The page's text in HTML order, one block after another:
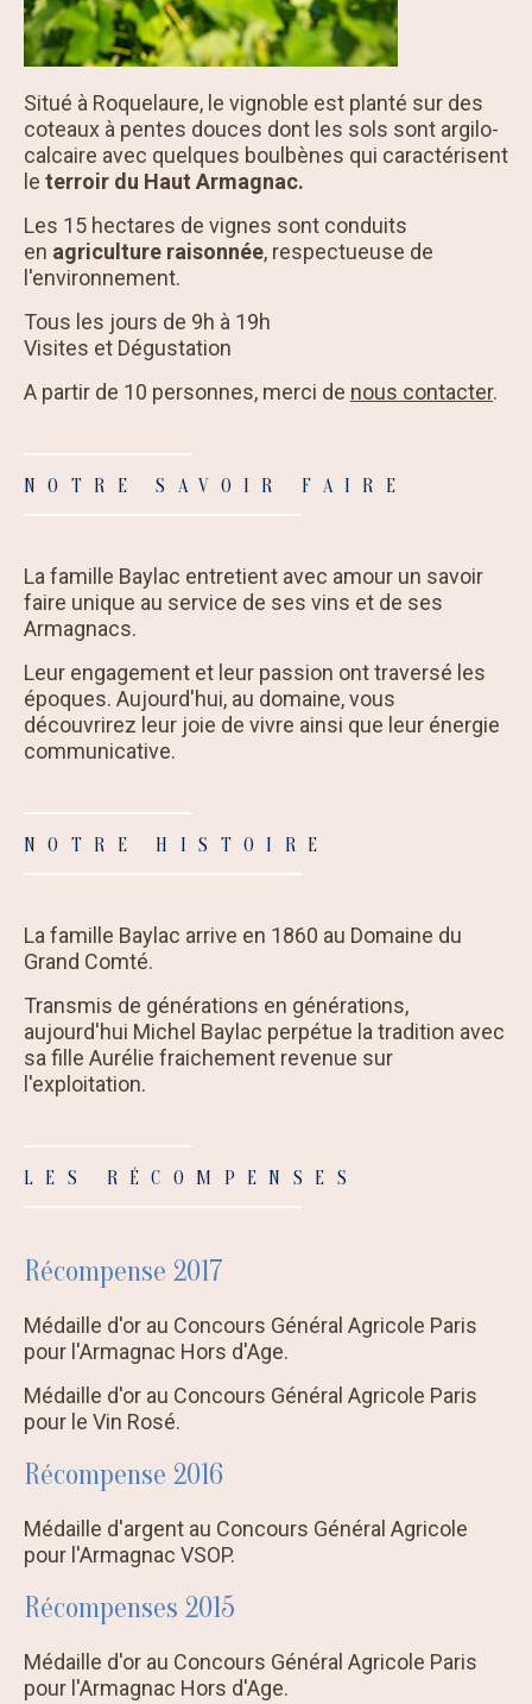
Situé à Roquelaure, le vignoble est planté sur des
coteaux à pentes douces dont les sols sont argilo-
calcaire avec quelques boulbènes qui caractérisent
le terroir du Haut Armagnac.
Les 15 hectares de vignes sont conduits
en agriculture raisonnée, respectueuse de
l'environnement.
Tous les jours de 9h à 19h
Visites et Dégustation
A partir de 10 personnes, merci de nous contacter.
NOTRE SAVOIR FAIRE
La famille Baylac entretient avec amour un savoir
faire unique au service de ses vins et de ses
Armagnacs.
Leur engagement et leur passion ont traversé les
époques. Aujourd'hui, au domaine, vous
découvrirez leur joie de vivre ainsi que leur énergie
communicative.
NOTRE HISTOIRE
La famille Baylac arrive en 1860 au Domaine du
Grand Comté.
Transmis de générations en générations,
aujourd'hui Michel Baylac perpétue la tradition avec
sa fille Aurélie fraichement revenue sur
l'exploitation.
LES RÉCOMPENSES
Récompense 2017
Médaille d'or au Concours Général Agricole Paris
pour l'Armagnac Hors d'Age.
Médaille d'or au Concours Général Agricole Paris
pour le Vin Rosé.
Récompense 2016
Médaille d'argent au Concours Général Agricole
pour l'Armagnac VSOP.
Récompenses 2015
Médaille d'or au Concours Général Agricole Paris
pour l'Armagnac Hors d'Age.